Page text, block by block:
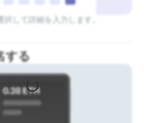
択して詳細を入力します。
する